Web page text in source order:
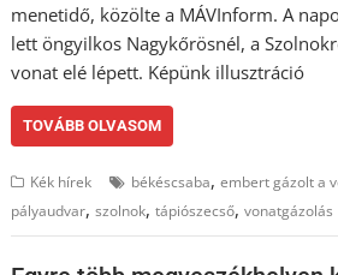
menetidő, közölte a MÁVInform. A
lett öngyilkos Nagykőrösnél, a
vonat elé lépett. Képünk illusztráció
TOVÁBB OLVASOM
Kék hírek békéscsaba,embert gázolt a
pályaudvar,szolnok,tápiószecső,vonatgázolás